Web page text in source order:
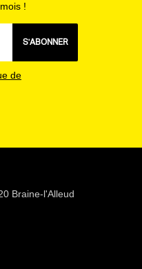
!
S'ABONNER
de
Braine-l'Alleud